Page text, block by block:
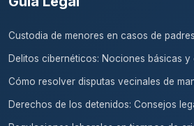
Custodia de menores en casos de
Delitos cibernéticos: Nociones básicas y
Cómo resolver disputas vecinales de
Derechos de los detenidos: Consejos